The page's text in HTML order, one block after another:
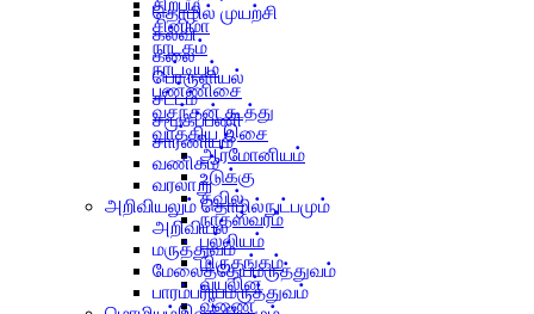
சிற்பம்
சினிமா
நாடகம்
நாட்டியம்
பண்ணிசை
வசந்தன் கூத்து
வாத்திய இசை
ஆர்மோனியம்
உடுக்கு
தவில்
நாதஸ்வரம்
பல்லியம்
மிருதங்கம்
வயலின்
வீணை
தொழில் முயற்சி
கல்வி
கலை
பொருளியல்
சட்டம்
சமூகப்பணி
சாரணியம்
வணிகம்
வரலாறு
அறிவியலும் தொழில்நுட்பமும்
அறிவியல்
மருத்துவம்
மேலைத்தேயமருத்துவம்
பாரம்பரியமருத்துவம்